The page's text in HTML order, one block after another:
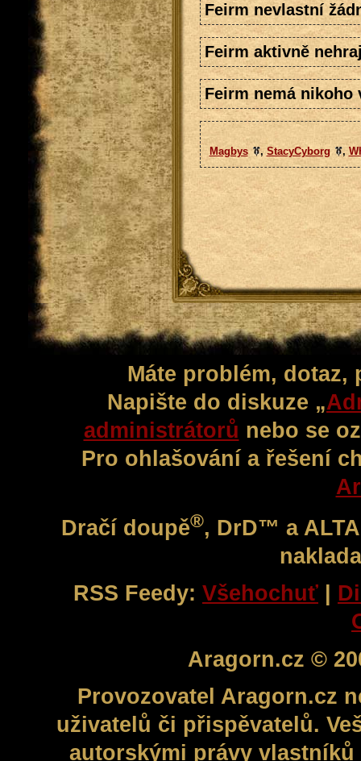
Feirm nevlastní
Feirm aktivně
Feirm nemá nikoho
Magbys ,StacyCyborg ,
Máte problém,
Napište do diskuze „
administrátorů nebo se
Pro ohlašování a řešení
Dračí doupě®, DrD™ a
RSS Feedy: Všehochuť
Aragorn.cz ©
Provozovatel Aragorn.cz
uživatelů či přispěvatelů.
autorskými právy